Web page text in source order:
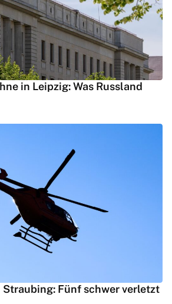
in Leipzig: Was Russland
Straubing: Fünf schwer verletzt